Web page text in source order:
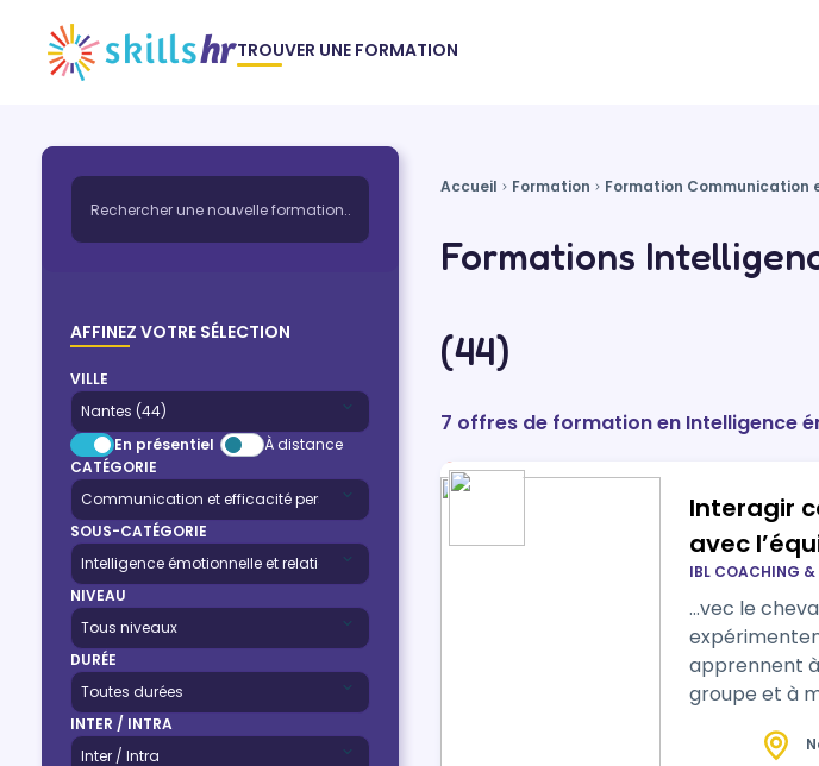
TROUVER UNE FORMATION
AFFINEZ VOTRE SÉLECTION
VILLE
En présentiel
À distance
CATÉGORIE
SOUS-CATÉGORIE
NIVEAU
DURÉE
INTER / INTRA
Accueil Formation Formation
Formations
(44)
7 offres de formation en Intelligence
Interagir
avec
IBL COACHING &
…vec le
apprennent
groupe et à
performant.